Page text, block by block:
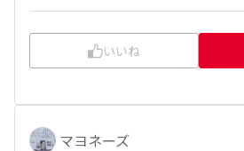
いいね
マヨネーズ